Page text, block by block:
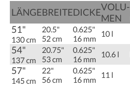
LÄNGEBREITEDICKEVOLU­
MEN
51"
130 cm
20.5"
52 cm
0.625"
16 mm
10 l
54"
137 cm
20.75"
53 cm
0.625"
16 mm
10.6 l
57"
145 cm
22"
56 cm
0.625"
16 mm
11 l